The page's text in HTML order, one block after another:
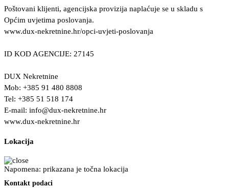
Poštovani klijenti, agencijska provizija naplaćuje se u skladu s
Općim uvjetima poslovanja.
www.dux-nekretnine.hr/opci-uvjeti-poslovanja
ID KOD AGENCIJE: 27145
DUX Nekretnine
Mob: +385 91 480 8808
Tel: +385 51 518 174
E-mail: info@dux-nekretnine.hr
www.dux-nekretnine.hr
Lokacija
Napomena: prikazana je točna lokacija
Kontakt podaci